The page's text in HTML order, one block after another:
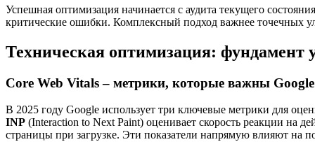
Успешная оптимизация начинается с аудита текущего
критические ошибки. Комплексный подход важнее точечных
Техническая оптимизация: фундамент
Core Web Vitals – метрики, которые важны Google
В 2025 году Google использует три ключевые метрики для
INP (Interaction to Next Paint) оценивает скорость реакции на
страницы при загрузке. Эти показатели напрямую влияют на